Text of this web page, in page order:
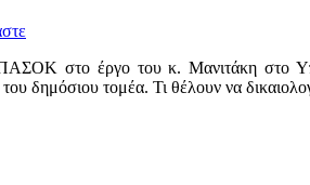
στο έργο του κ. Μανιτάκη στο
δημόσιου τομέα. Τι θέλουν να